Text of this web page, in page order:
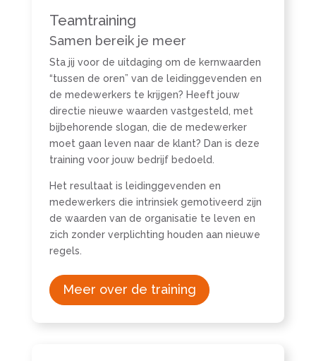
Teamtraining
Samen bereik je meer
Sta jij voor de uitdaging om de kernwaarden
“tussen de oren” van de leidinggevenden en
de medewerkers te krijgen? Heeft jouw
directie nieuwe waarden vastgesteld, met
bijbehorende slogan, die de medewerker
moet gaan leven naar de klant? Dan is deze
training voor jouw bedrijf bedoeld.
Het resultaat is leidinggevenden en
medewerkers die intrinsiek gemotiveerd zijn
de waarden van de organisatie te leven en
zich zonder verplichting houden aan nieuwe
regels.
Meer over de training